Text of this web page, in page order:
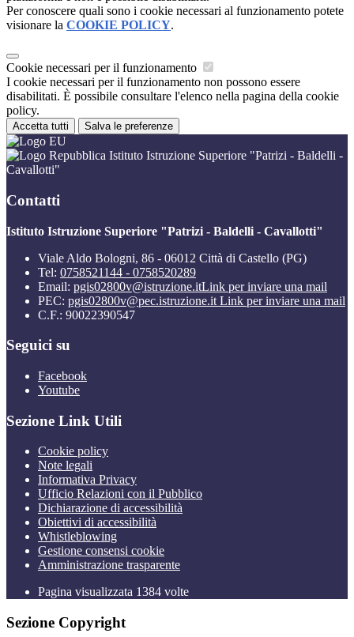
Per conoscere quali sono i cookie necessari al funzionamento potete
visionare la COOKIE POLICY.
Cookie necessari per il funzionamento
I cookie necessari per il funzionamento non possono essere
disabilitati. È possibile consultare l'elenco nella pagina della cookie
policy.
Accetta tutti Salva le preferenze
Istituto Istruzione Superiore "Patrizi - Baldelli -
Cavallotti"
Contatti
Istituto Istruzione Superiore "Patrizi - Baldelli - Cavallotti"
Viale Aldo Bologni, 86 - 06012 Città di Castello (PG)
Tel: 0758521144 - 0758520289
Email: pgis02800v@istruzione.itLink per inviare una mail
PEC: pgis02800v@pec.istruzione.it Link per inviare una mail
C.F.: 90022390547
Seguici su
Facebook
Youtube
Sezione Link Utili
Cookie policy
Note legali
Informativa Privacy
Ufficio Relazioni con il Pubblico
Dichiarazione di accessibilità
Obiettivi di accessibilità
Whistleblowing
Gestione consensi cookie
Amministrazione trasparente
Pagina visualizzata 1384 volte
Sezione Copyright